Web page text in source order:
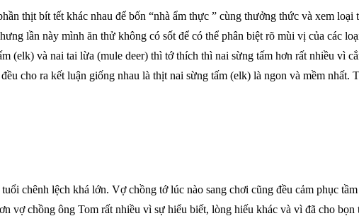
thịt bít tết khác nhau để bốn “nhà ẩm thực ” cùng thưởng thức và xem
lần này mình ăn thử không có sốt để có thể phân biệt rõ mùi vị của các
(elk) và nai tai lừa (mule deer) thì tớ thích thì nai sừng tấm hơn rất nhiều vì
cho ra kết luận giống nhau là thịt nai sừng tấm (elk) là ngon và mềm
chênh lệch khá lớn. Vợ chồng tớ lúc nào sang chơi cũng đều cảm phục
vợ chồng ông Tom rất nhiều vì sự hiểu biết, lòng hiếu khác và vì đã cho